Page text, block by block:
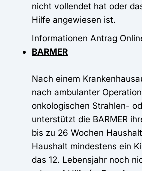
nicht vollendet hat oder
Hilfe angewiesen ist.
Informationen Antrag
BARMER
Nach einem
nach ambulanter
onkologischen Strahlen-
unterstützt die BARMER
bis zu 26 Wochen
Haushalt mindestens ein
das 12. Lebensjahr noch